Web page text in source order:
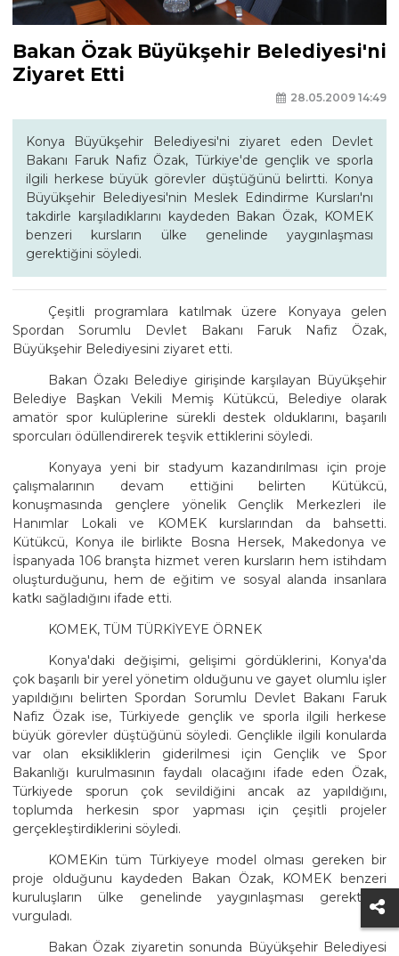
Bakan Özak Büyükşehir Belediyesi'ni
Ziyaret Etti
28.05.2009 14:49
Konya Büyükşehir Belediyesi'ni ziyaret eden Devlet
Bakanı Faruk Nafiz Özak, Türkiye'de gençlik ve sporla
ilgili herkese büyük görevler düştüğünü belirtti. Konya
Büyükşehir Belediyesi'nin Meslek Edindirme Kursları'nı
takdirle karşıladıklarını kaydeden Bakan Özak, KOMEK
benzeri kursların ülke genelinde yaygınlaşması
gerektiğini söyledi.
Çeşitli programlara katılmak üzere Konyaya gelen
Spordan Sorumlu Devlet Bakanı Faruk Nafiz Özak,
Büyükşehir Belediyesini ziyaret etti.
Bakan Özakı Belediye girişinde karşılayan Büyükşehir
Belediye Başkan Vekili Memiş Kütükcü, Belediye olarak
amatör spor kulüplerine sürekli destek olduklarını, başarılı
sporcuları ödüllendirerek teşvik ettiklerini söyledi.
Konyaya yeni bir stadyum kazandırılması için proje
çalışmalarının devam ettiğini belirten Kütükcü,
konuşmasında gençlere yönelik Gençlik Merkezleri ile
Hanımlar Lokali ve KOMEK kurslarından da bahsetti.
Kütükcü, Konya ile birlikte Bosna Hersek, Makedonya ve
İspanyada 106 branşta hizmet veren kursların hem istihdam
oluşturduğunu, hem de eğitim ve sosyal alanda insanlara
katkı sağladığını ifade etti.
KOMEK, TÜM TÜRKİYEYE ÖRNEK
Konya'daki değişimi, gelişimi gördüklerini, Konya'da
çok başarılı bir yerel yönetim olduğunu ve gayet olumlu işler
yapıldığını belirten Spordan Sorumlu Devlet Bakanı Faruk
Nafiz Özak ise, Türkiyede gençlik ve sporla ilgili herkese
büyük görevler düştüğünü söyledi. Gençlikle ilgili konularda
var olan eksikliklerin giderilmesi için Gençlik ve Spor
Bakanlığı kurulmasının faydalı olacağını ifade eden Özak,
Türkiyede sporun çok sevildiğini ancak az yapıldığını,
toplumda herkesin spor yapması için çeşitli projeler
gerçekleştirdiklerini söyledi.
KOMEKin tüm Türkiyeye model olması gereken bir
proje olduğunu kaydeden Bakan Özak, KOMEK benzeri
kuruluşların ülke genelinde yaygınlaşması gerektiğini
vurguladı.
Bakan Özak ziyaretin sonunda Büyükşehir Belediyesi